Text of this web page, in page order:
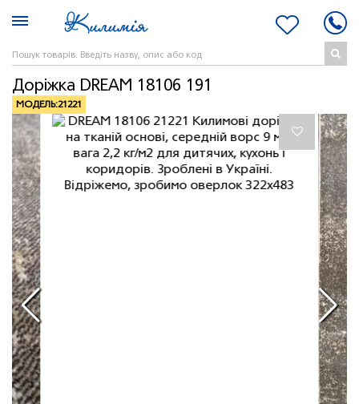
Доріжка DREAM 18106 191
МОДЕЛЬ:21221